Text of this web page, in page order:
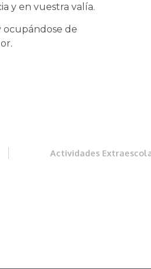
y en vuestra valía.
ocupándose de
Actividades